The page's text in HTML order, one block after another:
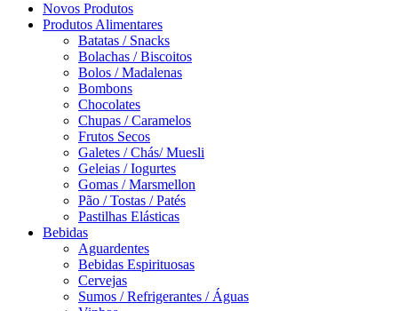
Novos Produtos
Produtos Alimentares
Batatas / Snacks
Bolachas / Biscoitos
Bolos / Madalenas
Bombons
Chocolates
Chupas / Caramelos
Frutos Secos
Galetes / Chás/ Muesli
Geleias / Iogurtes
Gomas / Marsmellon
Pão / Tostas / Patés
Pastilhas Elásticas
Bebidas
Aguardentes
Bebidas Espirituosas
Cervejas
Sumos / Refrigerantes / Águas